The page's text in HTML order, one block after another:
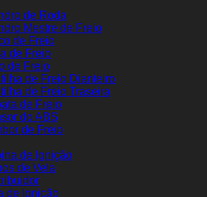
de Roda
Mestre de Freio
de Freio
de Freio
de Freio
de Freio Dianteiro
de Freio Traseira
de Freio
do ABS
de Freio
de Ignição
de Vela
de Ignição